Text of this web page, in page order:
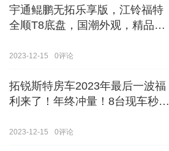
宇通鲲鹏无拓乐享版，江铃福特
全顺T8底盘，国潮外观，精品内
2023-12-15 0评论
拓锐斯特房车2023年最后一波福
利来了！年终冲量！8台现车秒杀
2023-12-15 0评论